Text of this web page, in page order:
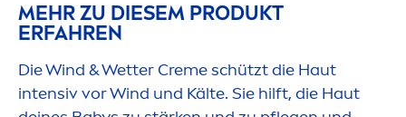
MEHR ZU DIESEM PRODUKT
ERFAHREN
Die Wind & Wetter Cremeschützt die Haut
intensiv vor Wind und Kälte. Sie hilft, die Haut